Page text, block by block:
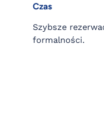
Czas
Szybsze
formalności.